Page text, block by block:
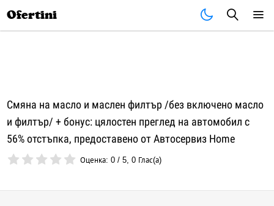
Ofertini
Смяна на масло и маслен филтър /без включено масло
и филтър/ + бонус: цялостен преглед на автомобил с
56% отстъпка, предоставено от Автосервиз Home
Оценка:0 /5,0 Глас(а)